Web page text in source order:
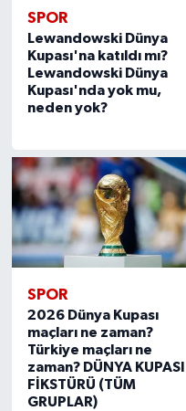
SPOR
Lewandowski Dünya
Kupası'na katıldı mı?
Lewandowski Dünya
Kupası'nda yok mu,
neden yok?
SPOR
2026 Dünya Kupası
maçları ne zaman?
Türkiye maçları ne
zaman? DÜNYA KUPASI
FİKSTÜRÜ (TÜM
GRUPLAR)